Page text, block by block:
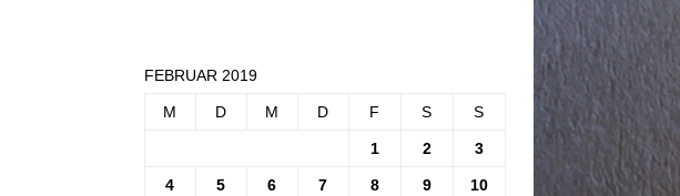
FEBRUAR 2019
M D M D F S S
1 2 3
4 5 6 7 8 9 10